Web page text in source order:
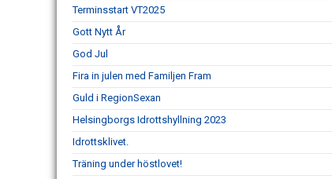
Terminsstart VT2025
Gott Nytt År
God Jul
Fira in julen med Familjen Fram
Guld i RegionSexan
Helsingborgs Idrottshyllning 2023
Idrottsklivet.
Träning under höstlovet!